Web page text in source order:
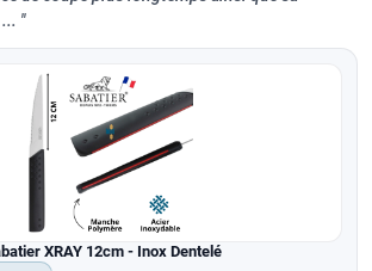
XRAY 12cm - Inox Dentelé